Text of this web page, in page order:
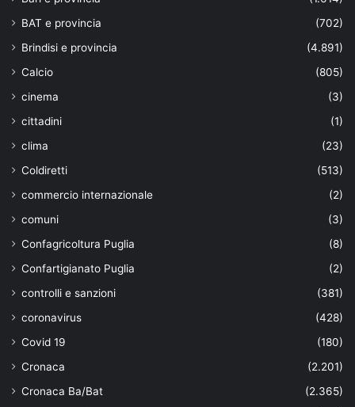
BAT e provincia
(702)
Brindisi e provincia
(4.891)
Calcio
(805)
cinema
(3)
cittadini
(1)
clima
(23)
Coldiretti
(513)
commercio internazionale
(2)
comuni
(3)
Confagricoltura Puglia
(8)
Confartigianato Puglia
(2)
controlli e sanzioni
(381)
coronavirus
(428)
Covid 19
(180)
Cronaca
(2.201)
Cronaca Ba/Bat
(2.365)